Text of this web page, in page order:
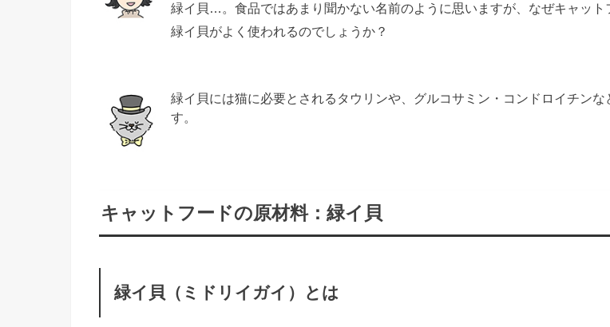
緑イ貝…。食品ではあまり聞かない名前のように思いますが、なぜキャット
緑イ貝がよく使われるのでしょうか？
緑イ貝には猫に必要とされるタウリンや、グルコサミン・コンドロイチンな
す。
キャットフードの原材料：緑イ貝
緑イ貝（ミドリイガイ）とは